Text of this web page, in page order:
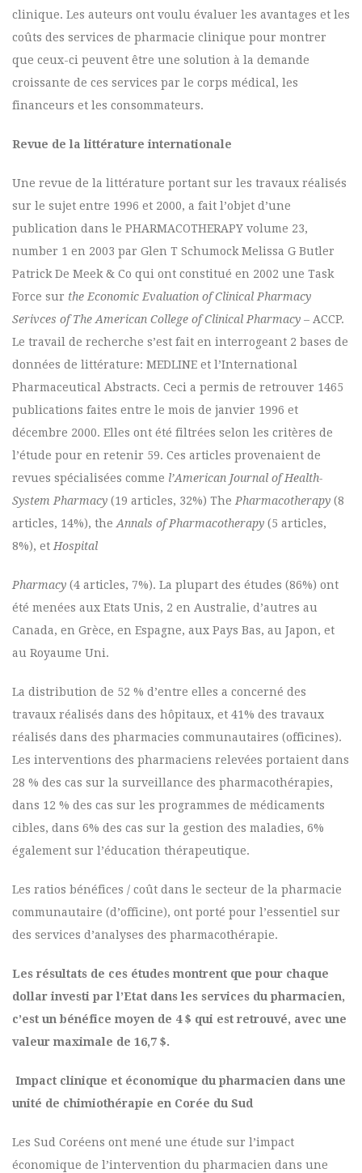
clinique. Les auteurs ont voulu évaluer les avantages et les
coûts des services de pharmacie clinique pour montrer
que ceux-ci peuvent être une solution à la demande
croissante de ces services par le corps médical, les
financeurs et les consommateurs.
Revue de la littérature internationale
Une revue de la littérature portant sur les travaux réalisés
sur le sujet entre 1996 et 2000, a fait l’objet d’une
publication dans le PHARMACOTHERAPY volume 23,
number 1 en 2003 par Glen T Schumock Melissa G Butler
Patrick De Meek & Co qui ont constitué en 2002 une Task
Force sur the Economic Evaluation of Clinical Pharmacy
Serivces of The American College of Clinical Pharmacy – ACCP.
Le travail de recherche s’est fait en interrogeant 2 bases de
données de littérature: MEDLINE et l’International
Pharmaceutical Abstracts. Ceci a permis de retrouver 1465
publications faites entre le mois de janvier 1996 et
décembre 2000. Elles ont été filtrées selon les critères de
l’étude pour en retenir 59. Ces articles provenaient de
revues spécialisées comme l’American Journal of Health-
System Pharmacy (19 articles, 32%) The Pharmacotherapy (8
articles, 14%), the Annals of Pharmacotherapy (5 articles,
8%), et Hospital
Pharmacy (4 articles, 7%). La plupart des études (86%) ont
été menées aux Etats Unis, 2 en Australie, d’autres au
Canada, en Grèce, en Espagne, aux Pays Bas, au Japon, et
au Royaume Uni.
La distribution de 52 % d’entre elles a concerné des
travaux réalisés dans des hôpitaux, et 41% des travaux
réalisés dans des pharmacies communautaires (officines).
Les interventions des pharmaciens relevées portaient dans
28 % des cas sur la surveillance des pharmacothérapies,
dans 12 % des cas sur les programmes de médicaments
cibles, dans 6% des cas sur la gestion des maladies, 6%
également sur l’éducation thérapeutique.
Les ratios bénéfices / coût dans le secteur de la pharmacie
communautaire (d’officine), ont porté pour l’essentiel sur
des services d’analyses des pharmacothérapie.
Les résultats de ces études montrent que pour chaque
dollar investi par l’Etat dans les services du pharmacien,
c’est un bénéfice moyen de 4 $ qui est retrouvé, avec une
valeur maximale de 16,7 $.
Impact clinique et économique du pharmacien dans une
unité de chimiothérapie en Corée du Sud
Les Sud Coréens ont mené une étude sur l’impact
économique de l’intervention du pharmacien dans une